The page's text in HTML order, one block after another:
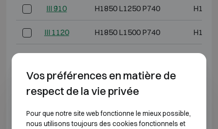
III 910 H1850 L1250 P740 H1680
III 1120 H1850 L1500 P740 H1680
serrure.
CLASSE ANTI-EFFRACTION 4 RÉSISTANCE AU
Vos préférences en matière de
respect de la vie privée
Pour que notre site web fonctionne le mieux possible,
nous utilisons toujours des cookies fonctionnels et